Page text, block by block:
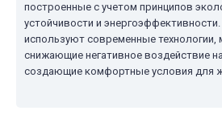
построенные с учетом принципов
устойчивости и энергоэффективности.
используют современные технологии,
снижающие негативное воздействие
создающие комфортные условия для